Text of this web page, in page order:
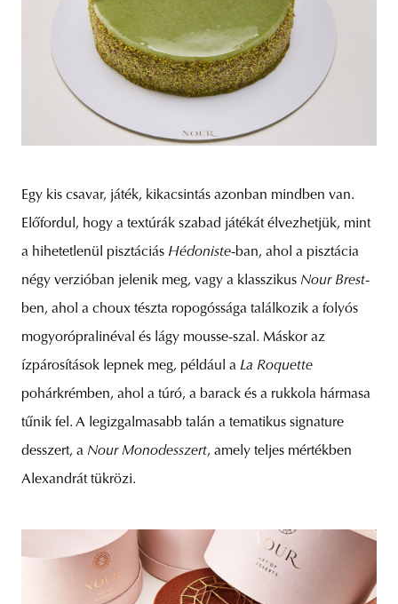
Egy kis csavar, játék, kikacsintás azonban mindben van.
Előfordul, hogy a textúrák szabad játékát élvezhetjük, mint
a hihetetlenül pisztáciás Hédoniste-ban, ahol a pisztácia
négy verzióban jelenik meg, vagy a klasszikus Nour Brest-
ben, ahol a choux tészta ropogóssága találkozik a folyós
mogyorópralinéval és lágy mousse-szal. Máskor az
ízpárosítások lepnek meg, például a La Roquette
pohárkrémben, ahol a túró, a barack és a rukkola hármasa
tűnik fel. A legizgalmasabb talán a tematikus signature
desszert, a Nour Monodesszert, amely teljes mértékben
Alexandrát tükrözi.